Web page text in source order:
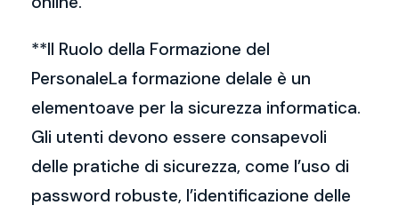
**Il Ruolo della Formazione del
PersonaleLa formazione delale è un
elementoave per la sicurezza informatica.
Gli utenti devono essere consapevoli
delle pratiche di sicurezza, come l’uso di
password robuste, l’identificazione delle